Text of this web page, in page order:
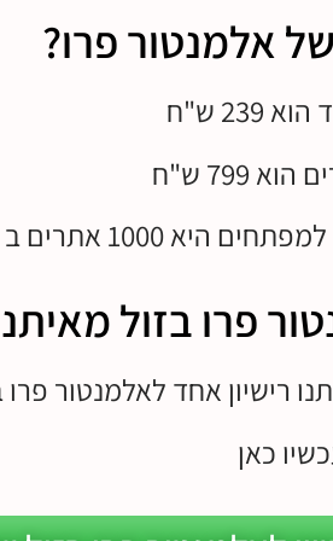
אלמנטור פרו?
ש"ח
1000 אתרים ב 1599 ש"ח.
פרו בזול
אחד לאלמנטור פרו ב 100 ש"ח +
כאן